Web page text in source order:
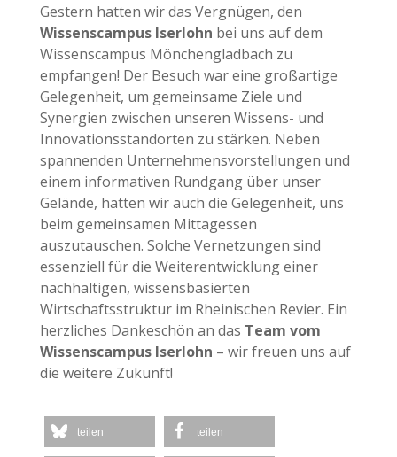
Gestern hatten wir das Vergnügen, den
Wissenscampus Iserlohn bei uns auf dem
Wissenscampus Mönchengladbach zu
empfangen! Der Besuch war eine großartige
Gelegenheit, um gemeinsame Ziele und
Synergien zwischen unseren Wissens- und
Innovationsstandorten zu stärken. Neben
spannenden Unternehmensvorstellungen und
einem informativen Rundgang über unser
Gelände, hatten wir auch die Gelegenheit, uns
beim gemeinsamen Mittagessen
auszutauschen. Solche Vernetzungen sind
essenziell für die Weiterentwicklung einer
nachhaltigen, wissensbasierten
Wirtschaftsstruktur im Rheinischen Revier. Ein
herzliches Dankeschön an das Team vom
Wissenscampus Iserlohn – wir freuen uns auf
die weitere Zukunft!
teilen teilen